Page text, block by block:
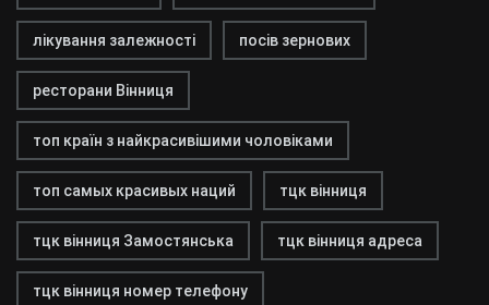
лікування залежності посів зернових
ресторани Вінниця
топ країн з найкрасивішими чоловіками
топ самых красивых наций тцк вінниця
тцк вінниця Замостянська тцк вінниця адреса
тцк вінниця номер телефону